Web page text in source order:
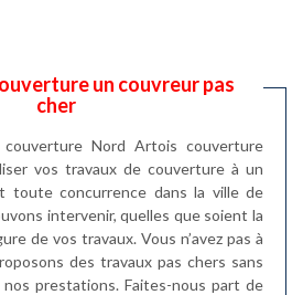
un couvreur pas
cher
Nord Artois couverture
vos travaux de couverture à un
toute concurrence dans la ville de
intervenir, quelles que soient la
de vos travaux. Vous n’avez pas à
des travaux pas chers sans
prestations. Faites-nous part de